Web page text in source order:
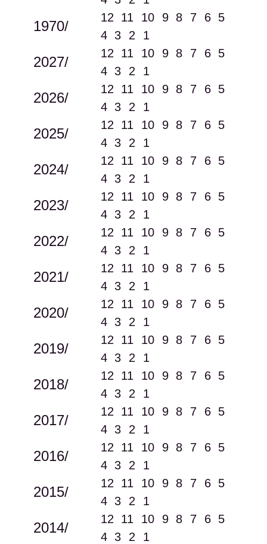
1970/
12 11 10 9 8 7 6
5
4
3 2 1
2027/
12 11 10 9 8 7 6
5
4
3 2 1
2026/
12 11 10 9 8 7 6
5
4
3 2 1
2025/
12 11 10 9 8 7 6
5
4
3 2 1
2024/
12 11 10 9 8 7 6
5
4
3 2 1
2023/
12 11 10 9 8 7 6
5
4
3 2 1
2022/
12 11 10 9 8 7 6
5
4
3 2 1
2021/
12 11 10 9 8 7 6
5
4
3 2 1
2020/
12 11 10 9 8 7 6
5
4
3 2 1
2019/
12 11 10 9 8 7 6
5
4
3 2 1
2018/
12 11 10 9 8 7 6
5
4
3 2 1
2017/
12 11 10 9 8 7 6
5
4
3 2 1
2016/
12 11 10 9 8 7 6
5
4
3 2 1
2015/
12 11 10 9 8 7 6
5
4
3 2 1
2014/
12 11 10 9 8 7 6
5
4
3 2 1